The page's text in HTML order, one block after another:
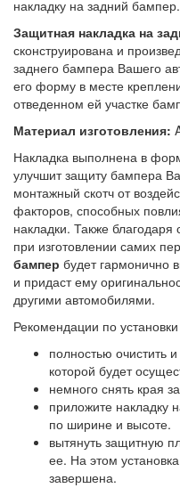
накладку на задний бампер.
Защитная накладка на
сконструирована и
заднего бампера Вашего
его форму в месте
отведенном ей участке
Материал изготовления:
Накладка выполнена в
улучшит защиту бампера
монтажный скотч от
факторов, способных
накладки. Также
при изготовлении самих
бампер будет гармонично
и придаст ему
другими автомобилями.
Рекомендации по
полностью очистить
которой будет
немного снять края
приложите накладку
по ширине и высоте.
вытянуть защитную
ее. На этом
завершена.